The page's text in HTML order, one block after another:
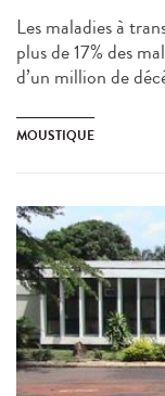
Les maladies à
plus de 17% des
d’un million de
MOUSTIQUE